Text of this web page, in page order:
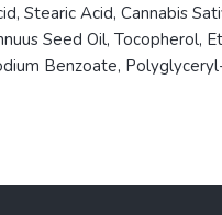
Stearic Acid, Cannabis
Seed Oil, Tocopherol,
Benzoate,